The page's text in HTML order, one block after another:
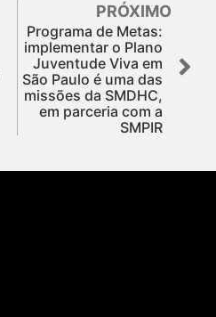
PRÓXIMO
Programa de Metas:
implementar o Plano
Juventude Viva em
São Paulo é uma das
missões da SMDHC,
em parceria com a
SMPIR